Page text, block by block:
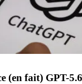
(en fait) GPT-